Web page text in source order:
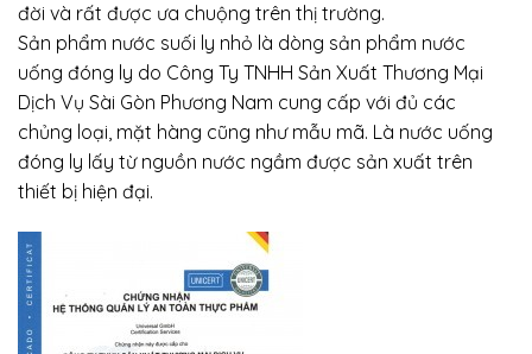
đời và rất được ưa chuộng trên thị trường.
Sản phẩm nước suối ly nhỏ là dòng sản phẩm nước
uống đóng ly do Công Ty TNHH Sản Xuất Thương Mại
Dịch Vụ Sài Gòn Phương Nam cung cấp với đủ các
chủng loại, mặt hàng cũng như mẫu mã. Là nước uống
đóng ly lấy từ nguồn nước ngầm được sản xuất trên
thiết bị hiện đại.